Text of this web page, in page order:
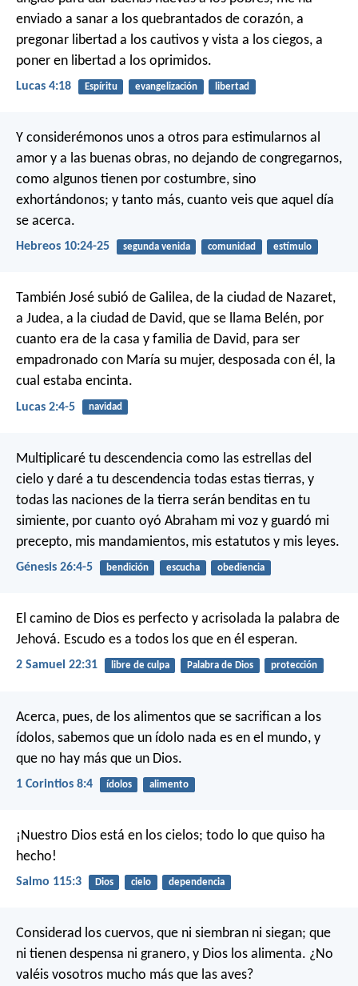
enviado a sanar a los quebrantados de corazón, a
pregonar libertad a los cautivos y vista a los ciegos, a
poner en libertad a los oprimidos.
Lucas 4:18 Espíritu evangelización libertad
Y considerémonos unos a otros para estimularnos al
amor y a las buenas obras, no dejando de congregarnos,
como algunos tienen por costumbre, sino
exhortándonos; y tanto más, cuanto veis que aquel día
se acerca.
Hebreos 10:24-25 segunda venida comunidad estímulo
También José subió de Galilea, de la ciudad de Nazaret,
a Judea, a la ciudad de David, que se llama Belén, por
cuanto era de la casa y familia de David, para ser
empadronado con María su mujer, desposada con él, la
cual estaba encinta.
Lucas 2:4-5 navidad
Multiplicaré tu descendencia como las estrellas del
cielo y daré a tu descendencia todas estas tierras, y
todas las naciones de la tierra serán benditas en tu
simiente, por cuanto oyó Abraham mi voz y guardó mi
precepto, mis mandamientos, mis estatutos y mis leyes.
Génesis 26:4-5 bendición escucha obediencia
El camino de Dios es perfecto y acrisolada la palabra de
Jehová. Escudo es a todos los que en él esperan.
2 Samuel 22:31 libre de culpa Palabra de Dios protección
Acerca, pues, de los alimentos que se sacrifican a los
ídolos, sabemos que un ídolo nada es en el mundo, y
que no hay más que un Dios.
1 Corintios 8:4 ídolos alimento
¡Nuestro Dios está en los cielos; todo lo que quiso ha
hecho!
Salmo 115:3 Dios cielo dependencia
Considerad los cuervos, que ni siembran ni siegan; que
ni tienen despensa ni granero, y Dios los alimenta. ¿No
valéis vosotros mucho más que las aves?